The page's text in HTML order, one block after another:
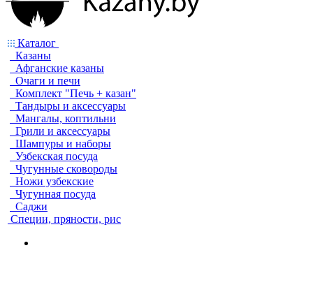
Каталог
Казаны
Афганские казаны
Очаги и печи
Комплект "Печь + казан"
Тандыры и аксессуары
Мангалы, коптильни
Грили и аксессуары
Шампуры и наборы
Узбекская посуда
Чугунные сковороды
Ножи узбекские
Чугунная посуда
Саджи
Специи, пряности, рис